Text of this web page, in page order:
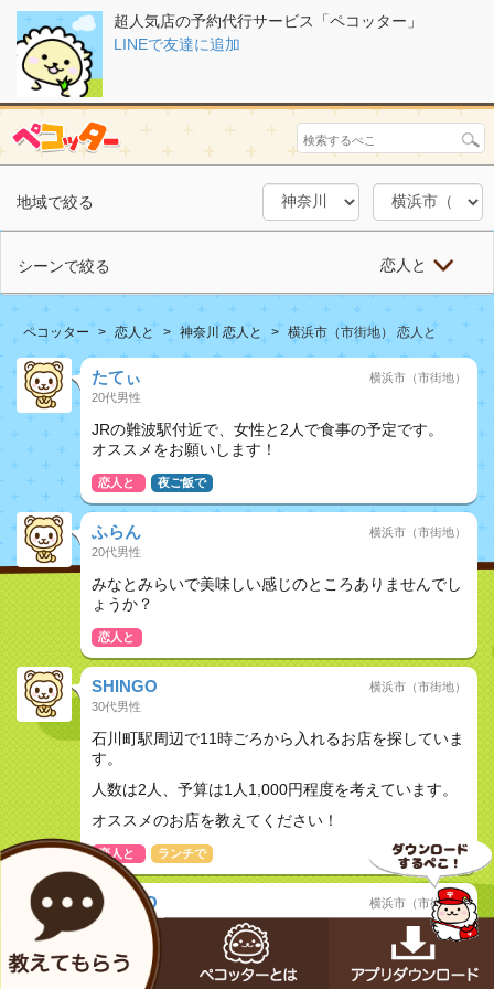
超人気店の予約代行サービス「ペコッター」
LINEで友達に追加
地域で絞る
シーンで絞る 恋人と
ペコッター 恋人と 神奈川 恋人と 横浜市（市街地） 恋人と
たてぃ
20代男性
横浜市（市街地）
JRの難波駅付近で、女性と2人で食事の予定です。
オススメをお願いします！
恋人と 夜ご飯で
ふらん
20代男性
横浜市（市街地）
みなとみらいで美味しい感じのところありませんでし
ょうか？
恋人と
SHINGO
30代男性
横浜市（市街地）
石川町駅周辺で11時ごろから入れるお店を探していま
す。
人数は2人、予算は1人1,000円程度を考えています。
オススメのお店を教えてください！
恋人と ランチで
SHINGO
30代男性
横浜市（市街地）
横浜駅周辺で、ゆっくりお茶ができるカフェを探して
います。